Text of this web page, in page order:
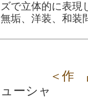
ズで立体的に表現
無垢、洋装、和装
＜作
ューシャ